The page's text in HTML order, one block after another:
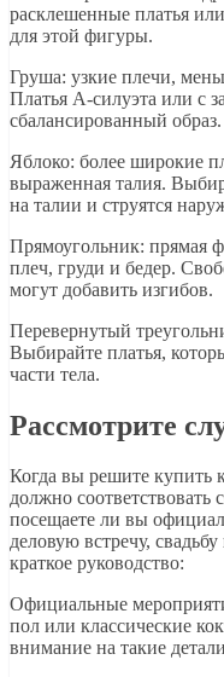
расклешенные платья
для этой фигуры.
Груша: узкие плечи,
Платья А-силуэта или с
сбалансированный образ.
Яблоко: более широкие
выраженная талия.
на талии и струятся
Прямоугольник: прямая
плеч, груди и бедер.
могут добавить изгибов.
Перевернутый
Выбирайте платья,
части тела.
Рассмотрите
Когда вы решите купить
должно
посещаете ли вы
деловую встречу,
краткое руководство:
Официальные
пол или классические
внимание на такие